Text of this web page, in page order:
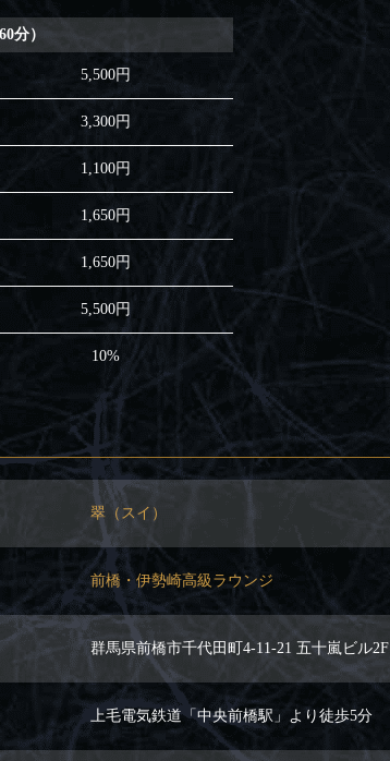
分）
5,500円
3,300円
1,100円
1,650円
1,650円
5,500円
10%
翠（スイ）
前橋・伊勢崎高級ラウンジ
群馬県前橋市千代田町4-11-21 五十嵐ビル2F
上毛電気鉄道「中央前橋駅」より徒歩5分